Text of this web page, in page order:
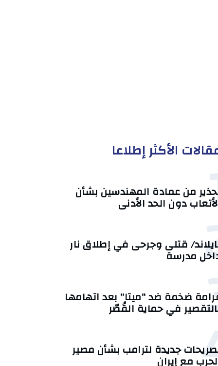
الأكثر إطلاعا
من عمادة المهندسين بشأن
دون الحد الأدنى
قتلى وجرحى في إطلاق نار
مدرسة
ضخمة ضد “ميتا” بعد اتهامها
في حماية القُصّر
جديدة لترامب بشأن مصير
مع إيران